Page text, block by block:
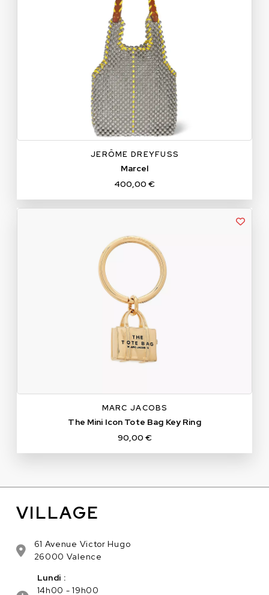
JERÔME DREYFUSS
Marcel
400,00 €
MARC JACOBS
The Mini Icon Tote Bag Key Ring
90,00 €
VILLAGE
61 Avenue Victor Hugo
26000 Valence
Lundi :
14h00 - 19h00